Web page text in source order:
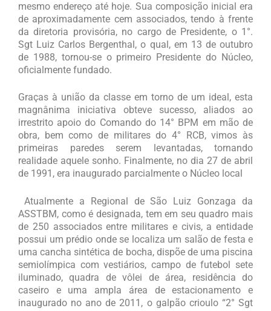
mesmo endereço até hoje. Sua composição inicial era
de aproximadamente cem associados, tendo à frente
da diretoria provisória, no cargo de Presidente, o 1°.
Sgt Luiz Carlos Bergenthal, o qual, em 13 de outubro
de 1988, tornou-se o primeiro Presidente do Núcleo,
oficialmente fundado.
Graças à união da classe em torno de um ideal, esta
magnânima iniciativa obteve sucesso, aliados ao
irrestrito apoio do Comando do 14° BPM em mão de
obra, bem como de militares do 4° RCB, vimos às
primeiras paredes serem levantadas, tornando
realidade aquele sonho. Finalmente, no dia 27 de abril
de 1991, era inaugurado parcialmente o Núcleo local
Atualmente a Regional de São Luiz Gonzaga da
ASSTBM, como é designada, tem em seu quadro mais
de 250 associados entre militares e civis, a entidade
possui um prédio onde se localiza um salão de festa e
uma cancha sintética de bocha, dispõe de uma piscina
semiolímpica com vestiários, campo de futebol sete
iluminado, quadra de vôlei de área, residência do
caseiro e uma ampla área de estacionamento e
inaugurado no ano de 2011, o galpão crioulo “2° Sgt